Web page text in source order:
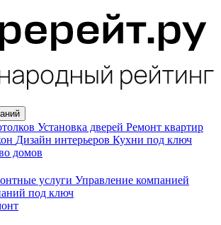
Установка дверей Ремонт квартир
Дизайн интерьеров Кухни под ключ
домов
услуги Управление компанией
под ключ